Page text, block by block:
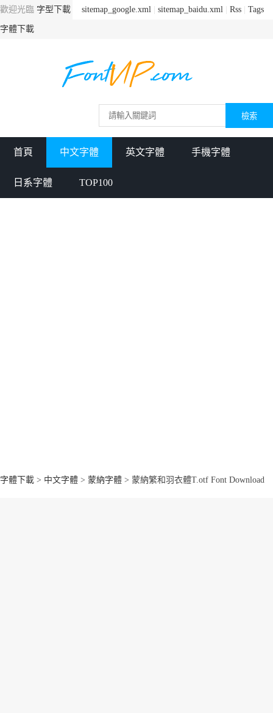
sitemap_google.xml sitemap_baidu.xml Rss Tags
歡迎光臨 字型下載
字體下載
首頁 中文字體 英文字體 手機字體
日系字體 TOP100
字體下載 > 中文字體 > 蒙納字體 > 蒙納繁和羽衣體T.otf Font Download